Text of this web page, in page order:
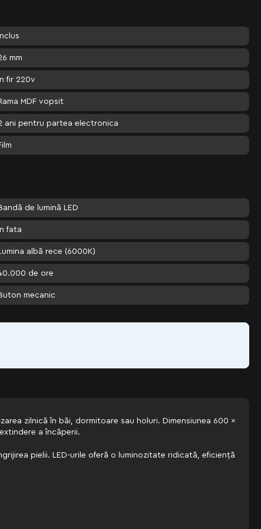
mm
fir 220v
MDF vopsit
ani pentru partea electronica
de lumină LED
fata
albă rece (6000K)
de ore
mecanic
zilnică în băi, dormitoare sau holuri. Dimensiunea 600 x
a încăperii.
pielii. LED-urile oferă o luminozitate ridicată, eficiență